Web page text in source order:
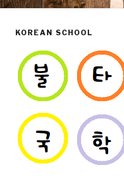
KOREAN SCHOOL